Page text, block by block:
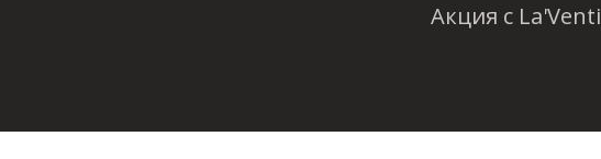
Акция с La'Venti